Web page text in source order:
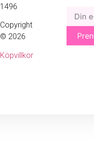
1496
Copyright
© 2026
Köpvillkor